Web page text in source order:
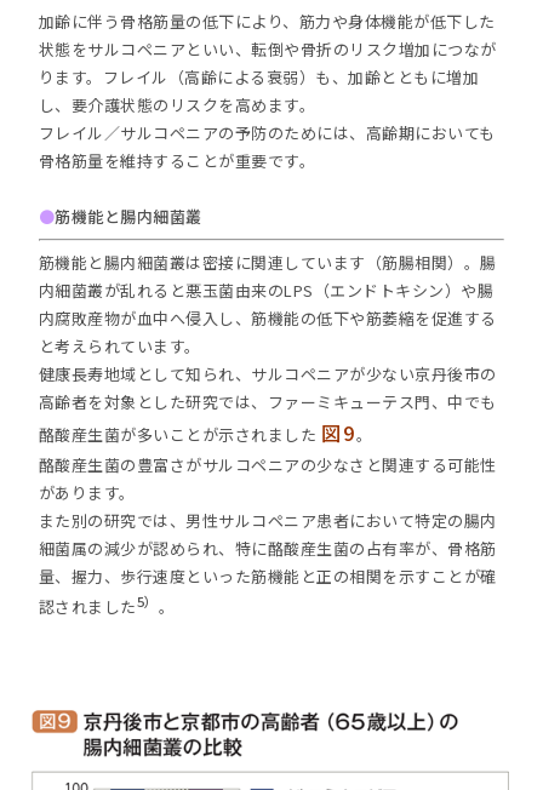
加齢に伴う骨格筋量の低下により、筋力や身体機能が低下した
状態をサルコペニアといい、転倒や骨折のリスク増加につなが
ります。フレイル（高齢による衰弱）も、加齢とともに増加
し、要介護状態のリスクを高めます。
フレイル／サルコペニアの予防のためには、高齢期においても
骨格筋量を維持することが重要です。
●筋機能と腸内細菌叢
筋機能と腸内細菌叢は密接に関連しています（筋腸相関）。腸
内細菌叢が乱れると悪玉菌由来のLPS（エンドトキシン）や腸
内腐敗産物が血中へ侵入し、筋機能の低下や筋萎縮を促進する
と考えられています。
健康長寿地域として知られ、サルコペニアが少ない京丹後市の
高齢者を対象とした研究では、ファーミキューテス門、中でも
酪酸産生菌が多いことが示されました 図9。
酪酸産生菌の豊富さがサルコペニアの少なさと関連する可能性
があります。
また別の研究では、男性サルコペニア患者において特定の腸内
細菌属の減少が認められ、特に酪酸産生菌の占有率が、骨格筋
量、握力、歩行速度といった筋機能と正の相関を示すことが確
認されました5） 。